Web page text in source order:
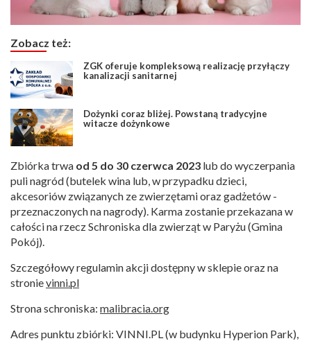
Zobacz też:
ZGK oferuje kompleksową realizację przyłączy
kanalizacji sanitarnej
Dożynki coraz bliżej. Powstaną tradycyjne
witacze dożynkowe
Zbiórka trwa od 5 do 30 czerwca 2023 lub do wyczerpania
puli nagród (butelek wina lub, w przypadku dzieci,
akcesoriów związanych ze zwierzętami oraz gadżetów -
przeznaczonych na nagrody). Karma zostanie przekazana w
całości na rzecz Schroniska dla zwierząt w Paryżu (Gmina
Pokój).
Szczegółowy regulamin akcji dostępny w sklepie oraz na
stronievinni.pl
Strona schroniska: malibracia.org
Adres punktu zbiórki: VINNI.PL (w budynku Hyperion Park),